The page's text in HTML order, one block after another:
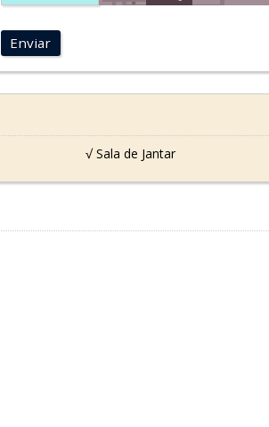
Enviar
√ Sala de Jantar